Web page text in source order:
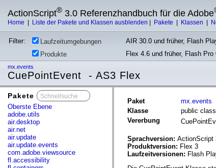
ActionScript® 3.0 Referenzhandbuch für die Adobe
Home Liste der Pakete und Klassen ausblenden Pakete Klassen
Filter: Laufzeitumgebungen
AIR 30.0 und früher, Flash
Produkte
Flex 4.6 und früher, Flash Pro
mx.events
CuePointEvent - AS3 Flex
Pakete
Oberste Ebene
adobe.utils
air.desktop
air.net
air.update
air.update.events
com.adobe.viewsource
fl.accessibility
Paket
mx.events
Klasse
public
Vererbung
Sprachversion: ActionScript
Produktversion: Flex 3
Laufzeitversionen: Flash